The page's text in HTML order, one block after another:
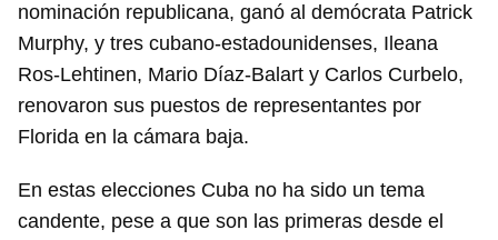
nominación republicana, ganó al demócrata Patrick
Murphy, y tres cubano-estadounidenses, Ileana
Ros-Lehtinen, Mario Díaz-Balart y Carlos Curbelo,
renovaron sus puestos de representantes por
Florida en la cámara baja.
En estas elecciones Cuba no ha sido un tema
candente, pese a que son las primeras desde el